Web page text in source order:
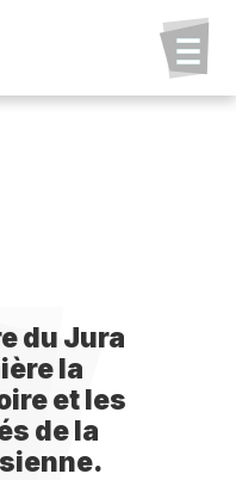
du Jura
la
et les
de la